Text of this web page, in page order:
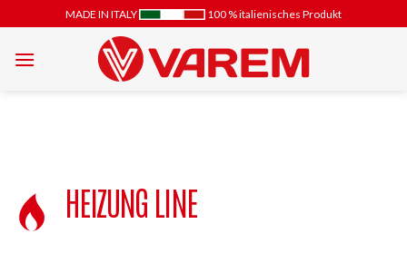
Inhalt
springen
MADE IN ITALY 100 % italienisches Produkt
HEIZUNG LINE